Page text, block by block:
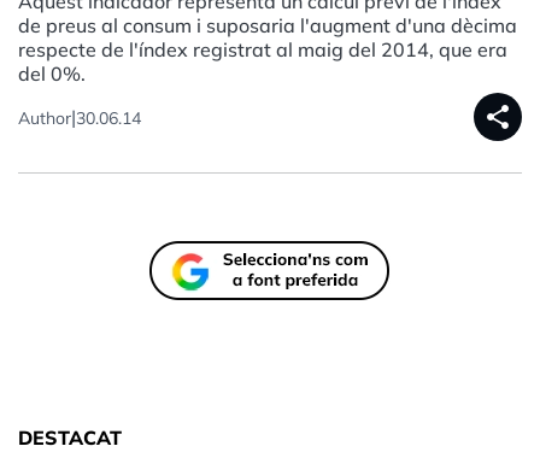
de preus al consum i suposaria l'augment d'una dècima
respecte de l'índex registrat al maig del 2014, que era
del 0%.
Author|30.06.14 share
DESTACAT